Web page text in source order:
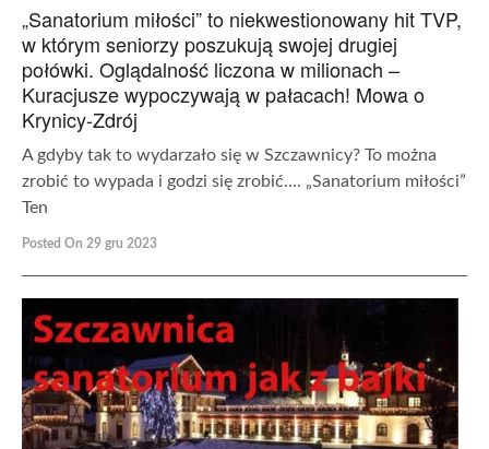
„Sanatorium miłości” to niekwestionowany hit TVP,
w którym seniorzy poszukują swojej drugiej
połówki. Oglądalność liczona w milionach –
Kuracjusze wypoczywają w pałacach! Mowa o
Krynicy-Zdrój
A gdyby tak to wydarzało się w Szczawnicy? To można
zrobić to wypada i godzi się zrobić…. „Sanatorium miłości”
Ten
Posted On 29 gru 2023